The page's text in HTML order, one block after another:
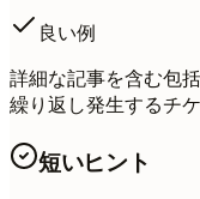
良い例
詳細な記事を含む包
繰り返し発生するチ
短いヒント